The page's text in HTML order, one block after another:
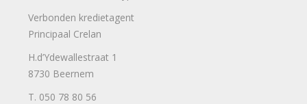
Verbonden kredietagent
Principaal Crelan
H.d’Ydewallestraat 1
8730 Beernem
T. 050 78 80 56